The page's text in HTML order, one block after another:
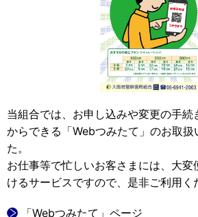
当組合では、お申し込みや変更の手続
からできる「Webつみたて」のお取扱
た。
お仕事等で忙しいお客さまには、大変
けるサービスですので、是非ご利用く
「Webつみたて」ページ